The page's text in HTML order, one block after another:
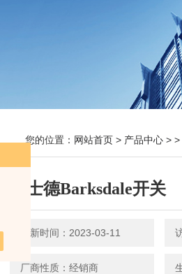
您的位置： 网站首页 > 产品中心 > >
巴士德Barksdale开关
更新时间：2023-03-11
厂商性质：经销商